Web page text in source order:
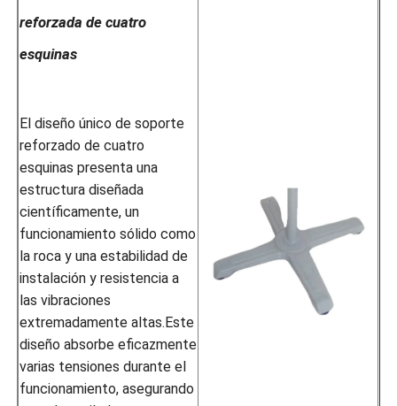
reforzada de cuatro
esquinas
El diseño único de soporte
reforzado de cuatro
esquinas presenta una
estructura diseñada
científicamente, un
funcionamiento sólido como
la roca y una estabilidad de
instalación y resistencia a
las vibraciones
extremadamente altas.Este
diseño absorbe eficazmente
varias tensiones durante el
funcionamiento, asegurando